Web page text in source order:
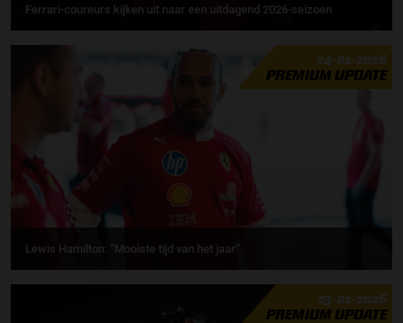
Ferrari-coureurs kijken uit naar een uitdagend 2026-seizoen
24-01-2026
PREMIUM UPDATE
Lewis Hamilton: “Mooiste tijd van het jaar”
23-01-2026
PREMIUM UPDATE